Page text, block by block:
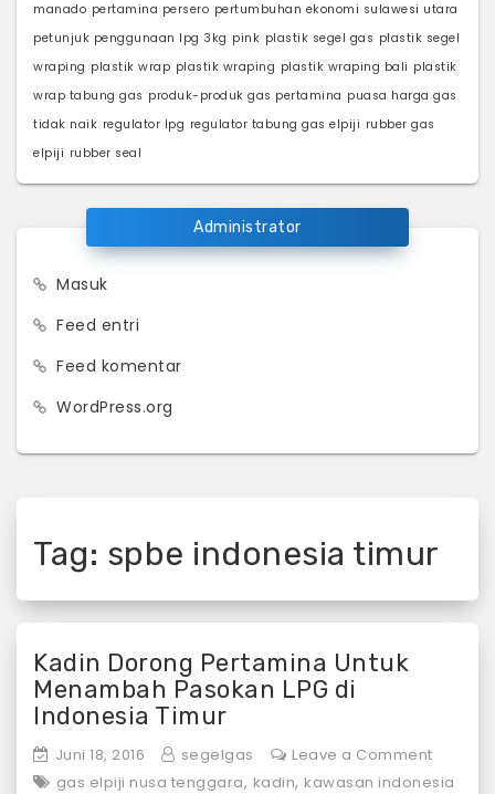
manado pertamina persero pertumbuhan ekonomi sulawesi utara
petunjuk penggunaan lpg 3kg pink plastik segel gas plastik segel
wraping plastik wrap plastik wraping plastik wraping bali plastik
wrap tabung gas produk-produk gas pertamina puasa harga gas
tidak naik regulator lpg regulator tabung gas elpiji rubber gas
elpiji rubber seal
Administrator
Masuk
Feed entri
Feed komentar
WordPress.org
Tag: spbe indonesia timur
Kadin Dorong Pertamina Untuk
Menambah Pasokan LPG di
Indonesia Timur
Juni 18, 2016 segelgas Leave a Commenton
Kadin
gas elpiji nusa tenggara, kadin, kawasan indonesia